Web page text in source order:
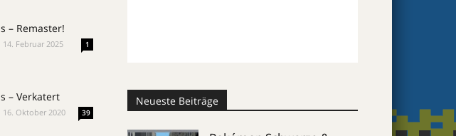
– Remaster!
14. Februar 2025 1
– Verkatert
16. Oktober 2020 39
Neueste Beiträge